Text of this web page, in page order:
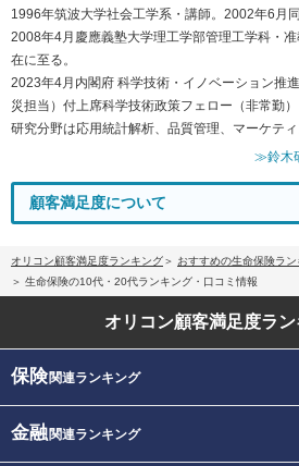
1996年筑波大学社会工学系・講師。2002年6月同
2008年4月慶應義塾大学理工学部管理工学科・
在に至る。
2023年4月内閣府 科学技術・イノベーション推
災担当）付上席科学技術政策フェロー（非常勤）
研究分野は応用統計解析、品質管理、マーケティ
≫鈴木
顧客満足度について
オリコン顧客満足度ランキング おすすめの生命保険ラ
生命保険の10代・20代ランキング・口コミ情報
オリコン顧客満足度ラ
保険関連ランキング
金融関連ランキング